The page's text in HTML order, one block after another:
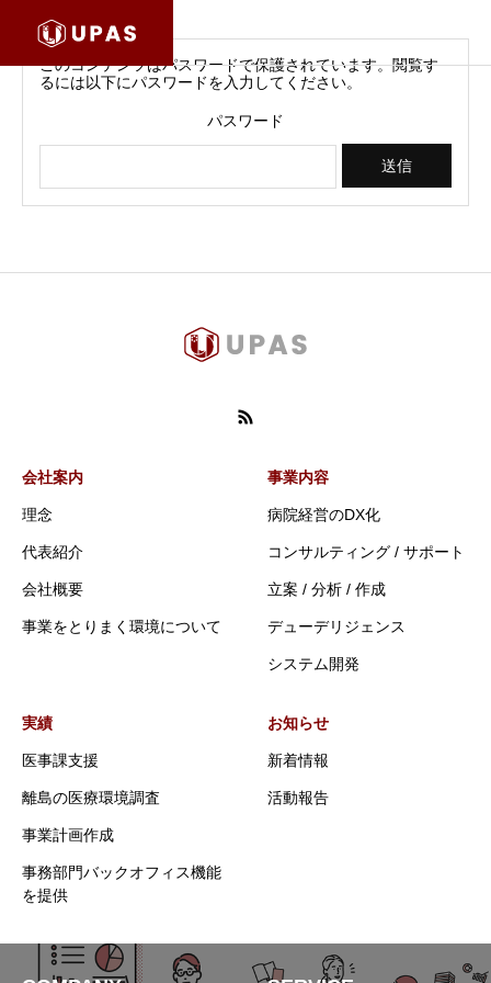
このコンテンツはパスワードで保護されています。閲覧す
るには以下にパスワードを入力してください。
パスワード
会社案内
理念
代表紹介
会社概要
事業をとりまく環境について
事業内容
病院経営のDX化
コンサルティング / サポート
立案 / 分析 / 作成
デューデリジェンス
システム開発
実績
医事課支援
離島の医療環境調査
事業計画作成
事務部門バックオフィス機能
を提供
お知らせ
新着情報
活動報告